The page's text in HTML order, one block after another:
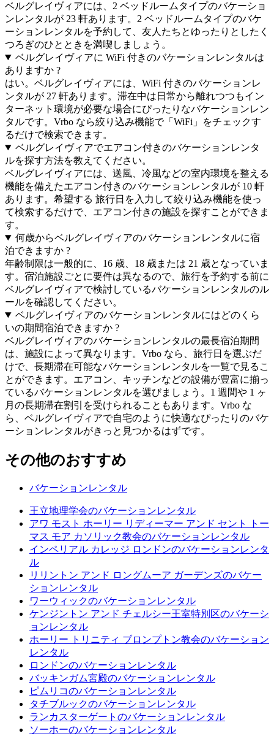
ベルグレイヴィアには、2 ベッドルームタイプのバケーショ
ンレンタルが 23 軒あります。2 ベッドルームタイプのバケ
ーションレンタルを予約して、友人たちとゆったりとしたく
つろぎのひとときを満喫しましょう。
ベルグレイヴィアに WiFi 付きのバケーションレンタルは
ありますか ?
はい。ベルグレイヴィアには、WiFi 付きのバケーションレ
ンタルが 27 軒あります。滞在中は日常から離れつつもイン
ターネット環境が必要な場合にぴったりなバケーションレン
タルです。Vrbo なら絞り込み機能で「WiFi」をチェックす
るだけで検索できます。
ベルグレイヴィアでエアコン付きのバケーションレンタ
ルを探す方法を教えてください。
ベルグレイヴィアには、送風、冷風などの室内環境を整える
機能を備えたエアコン付きのバケーションレンタルが 10 軒
あります。希望する 旅行日を入力して絞り込み機能を使っ
て検索するだけで、エアコン付きの施設を探すことができま
す。
何歳からベルグレイヴィアのバケーションレンタルに宿
泊できますか ?
年齢制限は一般的に、16 歳、18 歳または 21 歳となっていま
す。宿泊施設ごとに要件は異なるので、旅行を予約する前に
ベルグレイヴィアで検討しているバケーションレンタルのル
ールを確認してください。
ベルグレイヴィアのバケーションレンタルにはどのくら
いの期間宿泊できますか ?
ベルグレイヴィアのバケーションレンタルの最長宿泊期間
は、施設によって異なります。Vrbo なら、旅行日を選ぶだ
けで、長期滞在可能なバケーションレンタルを一覧で見るこ
とができます。エアコン、キッチンなどの設備が豊富に揃っ
ているバケーションレンタルを選びましょう。1 週間や 1 ヶ
月の長期滞在割引を受けられることもあります。Vrbo な
ら、ベルグレイヴィアで自宅のように快適なぴったりのバケ
ーションレンタルがきっと見つかるはずです。
その他のおすすめ
バケーションレンタル
王立地理学会のバケーションレンタル
アワ モスト ホーリー リディーマー アンド セント トー
マス モア カソリック教会のバケーションレンタル
インペリアル カレッジ ロンドンのバケーションレンタ
ル
リリントン アンド ロングムーア ガーデンズのバケー
ションレンタル
ワーウィックのバケーションレンタル
ケンジントン アンド チェルシー王室特別区のバケーシ
ョンレンタル
ホーリー トリニティ ブロンプトン教会のバケーション
レンタル
ロンドンのバケーションレンタル
バッキンガム宮殿のバケーションレンタル
ピムリコのバケーションレンタル
タチブルックのバケーションレンタル
ランカスターゲートのバケーションレンタル
ソーホーのバケーションレンタル